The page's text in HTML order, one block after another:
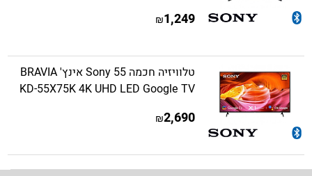
1,249
₪
טלוויזיה חכמה Sony 55 אינץ' BRAVIA
KD-55X75K 4K UHD LED Google TV
2,690
₪